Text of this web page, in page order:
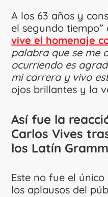
A los 63 años y
el segundo tiempo”
vive el homenaje
palabra que se me
ocurriendo es
mi carrera y vivo
ojos brillantes y la
Así fue la
Carlos Vives
los Latín
Este no fue el
los aplausos del